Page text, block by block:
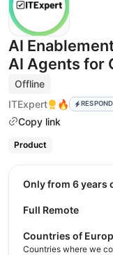
AI
AI Agents for
Offline
ITExpert
🔥
Copy link
Product
Only from 6
Full Remote
Countries of
Countries where we